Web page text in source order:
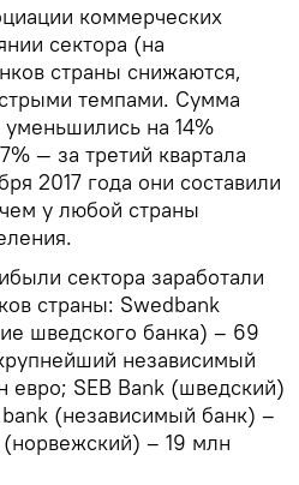
коммерческих
сектора (на
страны снижаются,
темпами. Сумма
уменьшились на 14%
— за третий квартала
2017 года они составили
у любой страны
сектора заработали
страны: Swedbank
шведского банка) – 69
независимый
евро; SEB Bank (шведский)
(независимый банк) –
– 19 млн